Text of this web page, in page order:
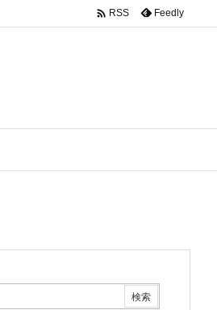
 RSS Feedly